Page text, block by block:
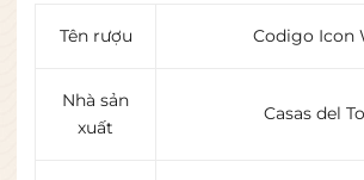
Tên rượu Codigo Icon
Nhà sản
xuất
Casas del